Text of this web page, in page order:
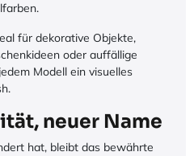
für dekorative Objekte,
oder auffällige
Modell ein visuelles
neuer Name
hat, bleibt das bewährte